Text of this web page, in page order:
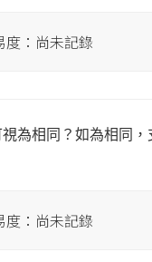
度：尚未記錄
為相同？如為相同
度：尚未記錄